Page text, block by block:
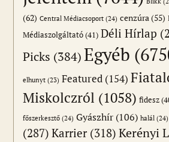
(62) Central Médiacsoport (24) cenzúra(55)
Médiaszolgáltató(41) Déli Hírlap
Picks (384)Egyéb
elhunyt (23) Featured (154)
Miskolczról (1058) fidesz
főszerkesztő (24) Gyászhír (106) halál (24)
(287) Karrier(318) Kerényi